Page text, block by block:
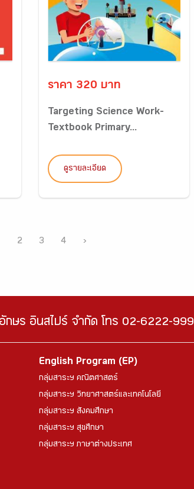
ราคา 320 บาท
Targeting Science Work-
Textbook Primary...
ดูรายละเอียด
2 3 4 ›
กษร อินสไปร์ จำกัด โทร 02-6222-999
English Program (EP)
กลุ่มสาระฯ คณิตศาสตร์
กลุ่มสาระฯ วิทยาศาสตร์และเทคโนโลยี
กลุ่มสาระฯ สังคมศึกษา
กลุ่มสาระฯ สุขศึกษา
กลุ่มสาระฯ ภาษาต่างประเทศ